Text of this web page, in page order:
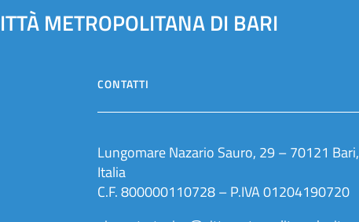
METROPOLITANA DI BARI
CONTATTI
Lungomare Nazario Sauro, 29 – 70121 Bari,
Italia
C.F. 800000110728 – P.IVA 01204190720